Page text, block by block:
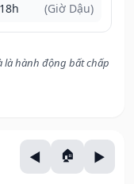
(Giờ Dậu)
là hành động bất chấp